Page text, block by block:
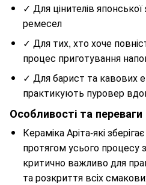
✓ Для цінителів
ремесел
✓ Для тих, хто хоче
процес приготування
✓ Для барист та кавових
практикують пуровер
Особливості та переваги
Кераміка Аріта-які
протягом усього
критично важливо для
та розкриття всіх